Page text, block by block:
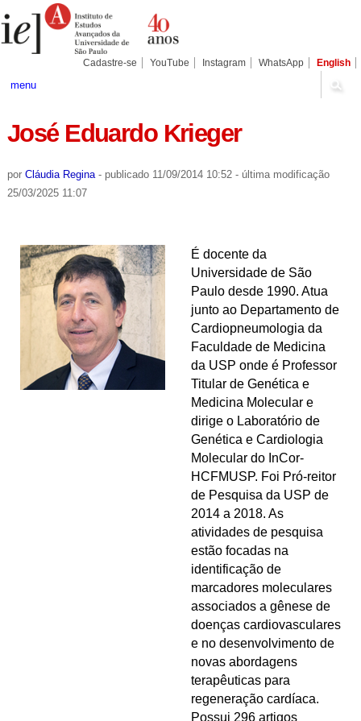
para
conteúdo.
Pessoais
Cadastre-se YouTube Instagram WhatsApp English
menu
José Eduardo Krieger
por Cláudia Regina - publicado11/09/2014 10:52 - última modificação
25/03/2025 11:07
É docente da
Universidade de São
Paulo desde 1990. Atua
junto ao Departamento de
Cardiopneumologia da
Faculdade de Medicina
da USP onde é Professor
Titular de Genética e
Medicina Molecular e
dirige o Laboratório de
Genética e Cardiologia
Molecular do InCor-
HCFMUSP. Foi Pró-reitor
de Pesquisa da USP de
2014 a 2018. As
atividades de pesquisa
estão focadas na
identificação de
marcadores moleculares
associados a gênese de
doenças cardiovasculares
e no desenvolvimento de
novas abordagens
terapêuticas para
regeneração cardíaca.
Possui 296 artigos